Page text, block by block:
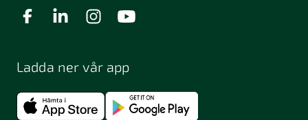
Ladda ner vår app